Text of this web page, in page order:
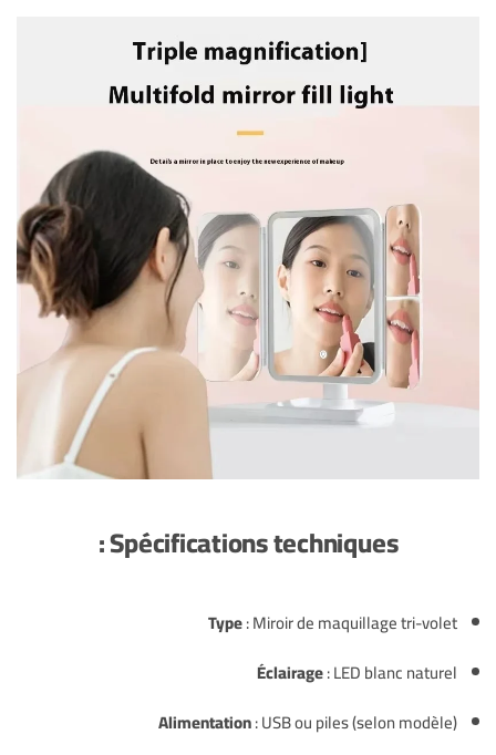
Spécifications techniques :
Type: Miroir de maquillage tri-volet
Éclairage: LED blanc naturel
Alimentation: USB ou piles (selon modèle)